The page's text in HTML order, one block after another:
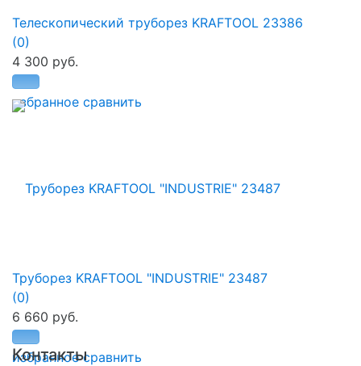
избранное сравнить
Телескопический труборез KRAFTOOL 23386
(0)
4 300 руб.
избранное сравнить
Труборез KRAFTOOL "INDUSTRIE" 23487
(0)
6 660 руб.
Контакты